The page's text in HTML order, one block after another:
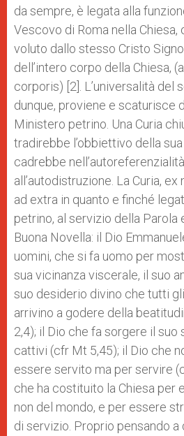
da sempre, è legata alla
Vescovo di Roma nella Chiesa,
voluto dallo stesso Cristo
dell’intero corpo della Chiesa,
corporis) [2]. L’universalità del
dunque, proviene e scaturisce
Ministero petrino. Una Curia
tradirebbe l’obbiettivo della
cadrebbe
all’autodistruzione. La Curia,
ad extra in quanto e finché
petrino, al servizio della Parola
Buona Novella: il Dio
uomini, che si fa uomo per
sua vicinanza viscerale, il suo
suo desiderio divino che tutti
arrivino a godere della
2,4); il Dio che fa sorgere il suo
cattivi (cfr Mt 5,45); il Dio che
essere servito ma per servire
che ha costituito la Chiesa per
non del mondo, e per essere
di servizio. Proprio pensando a